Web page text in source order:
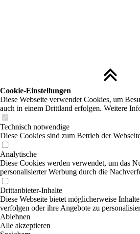
Cookie-Einstellungen
Diese Webseite verwendet Cookies, um
auch in einem Drittland erfolgen. Weitere
Technisch notwendige
Diese Cookies sind zum Betrieb der
Analytische
Diese Cookies werden verwendet, um das
personalisierter Werbung durch die
Drittanbieter-Inhalte
Diese Webseite bietet möglicherweise
verfolgen oder ihre Angebote zu
Ablehnen
Alle akzeptieren